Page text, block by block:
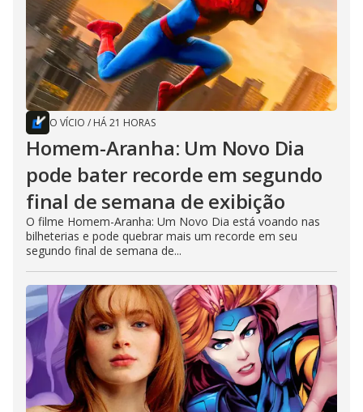
O VÍCIO / HÁ 21 HORAS
Homem-Aranha: Um Novo Dia
pode bater recorde em segundo
final de semana de exibição
O filme Homem-Aranha: Um Novo Dia está voando nas
bilheterias e pode quebrar mais um recorde em seu
segundo final de semana de...